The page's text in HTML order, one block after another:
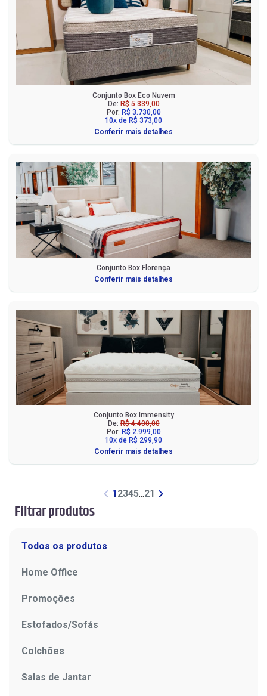
Filtrar produtos
Todos os produtos
Home Office
Promoções
Estofados/Sofás
Colchões
Salas de Jantar
Conjunto Box Eco Nuvem
De:R$ 5.339,00
Por: R$ 3.730,00
10x de R$ 373,00
Conferir mais detalhes
Conjunto Box Florença
Conferir mais detalhes
Conjunto Box Immensity
De:R$ 4.400,00
Por: R$ 2.999,00
10x de R$ 299,90
Conferir mais detalhes
1 2345...21